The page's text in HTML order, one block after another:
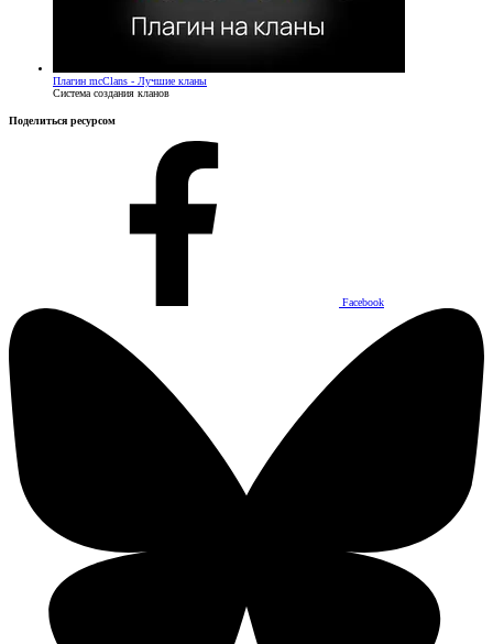
Плагин mcClans - Лучшие кланы
Система создания кланов
Поделиться ресурсом
Facebook